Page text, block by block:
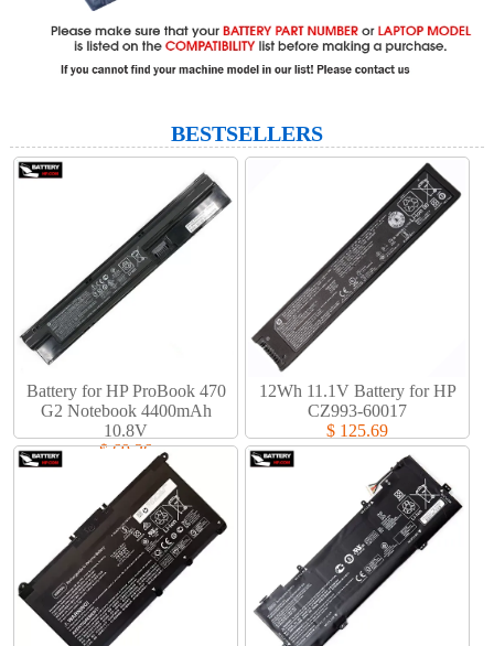
BESTSELLERS
Battery for HP ProBook 470
G2 Notebook 4400mAh
10.8V
$ 69.36
12Wh 11.1V Battery for HP
CZ993-60017
$ 125.69